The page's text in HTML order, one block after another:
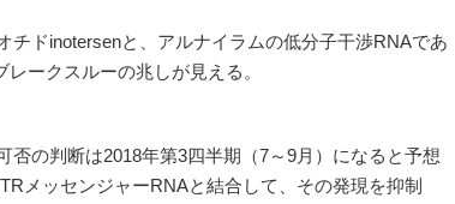
チドinotersenと、アルナイラムの低分子干渉RNAであ
ークスルーの兆しが見える。
否の判断は2018年第3四半期（7～9月）になると予想
メッセンジャーRNAと結合して、その発現を抑制